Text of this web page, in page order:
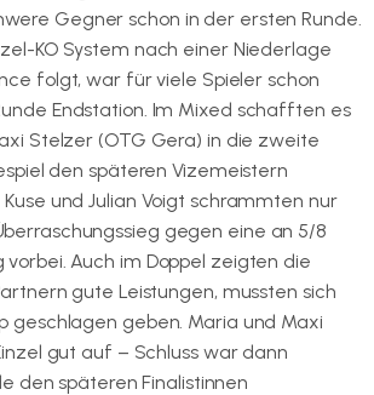
Gegner schon in der ersten Runde.
KO System nach einer Niederlage
folgt, war für viele Spieler schon
Endstation. Im Mixed schafften es
Stelzer (OTG Gera) in die zweite
den späteren Vizemeistern
und Julian Voigt schrammten nur
gegen eine an 5/8
Auch im Doppel zeigten die
gute Leistungen, mussten sich
geschlagen geben. Maria und Maxi
gut auf – Schluss war dann
den späteren Finalistinnen